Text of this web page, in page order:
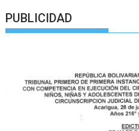
PUBLICIDAD